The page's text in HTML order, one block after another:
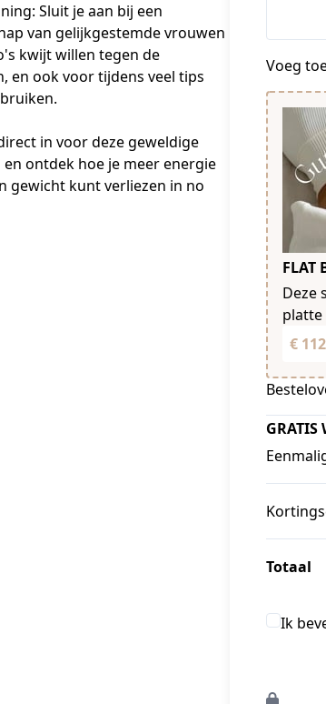
Sluit je aan bij een
van gelijkgestemde vrouwen
kwijt willen tegen de
en ook voor tijdens veel tips
in voor deze geweldige
ontdek hoe je meer energie
gewicht kunt verliezen in no
Voeg
FLAT
Deze
platte
€
GRATIS
Totaal
Ik